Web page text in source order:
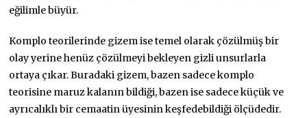
eğilimle büyür.
Komplo teorilerinde gizem ise temel olarak çözülmüş bir
olay yerine henüz çözülmeyi bekleyen gizli unsurlarla
ortaya çıkar. Buradaki gizem, bazen sadece komplo
teorisine maruz kalanın bildiği, bazen ise sadece küçük ve
ayrıcalıklı bir cemaatin üyesinin keşfedebildiği ölçüdedir.